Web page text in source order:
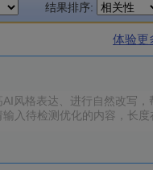
结果排序:
体验更